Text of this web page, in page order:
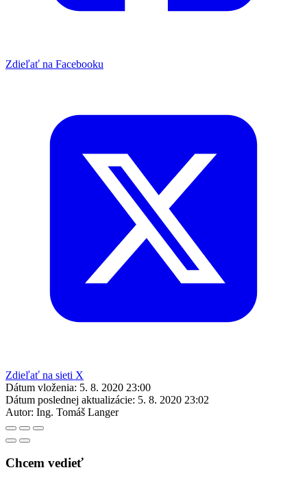
Zdieľať na Facebooku
Zdieľať na sieti X
Dátum vloženia: 5. 8. 2020 23:00
Dátum poslednej aktualizácie: 5. 8. 2020 23:02
Autor: Ing. Tomáš Langer
Chcem vedieť